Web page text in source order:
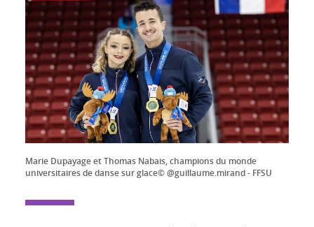
Marie Dupayage et Thomas Nabais, champions du monde
universitaires de danse sur glace© @guillaume.mirand - FFSU